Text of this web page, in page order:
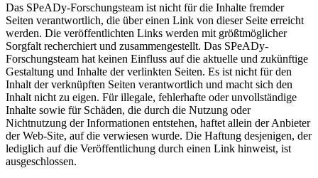
Das SPeADy-Forschungsteam ist nicht für die Inhalte fremder
Seiten verantwortlich, die über einen Link von dieser Seite erreicht
werden. Die veröffentlichten Links werden mit größtmöglicher
Sorgfalt recherchiert und zusammengestellt. Das SPeADy-
Forschungsteam hat keinen Einfluss auf die aktuelle und zukünftige
Gestaltung und Inhalte der verlinkten Seiten. Es ist nicht für den
Inhalt der verknüpften Seiten verantwortlich und macht sich den
Inhalt nicht zu eigen. Für illegale, fehlerhafte oder unvollständige
Inhalte sowie für Schäden, die durch die Nutzung oder
Nichtnutzung der Informationen entstehen, haftet allein der Anbieter
der Web-Site, auf die verwiesen wurde. Die Haftung desjenigen, der
lediglich auf die Veröffentlichung durch einen Link hinweist, ist
ausgeschlossen.